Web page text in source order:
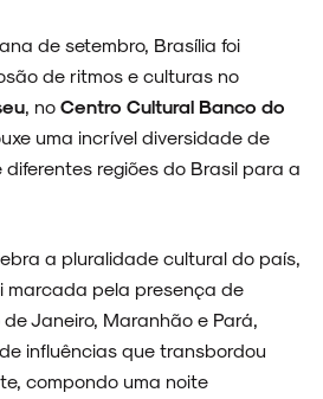
de setembro, Brasília foi
de ritmos e culturas no
, no Centro Cultural Banco do
uma incrível diversidade de
regiões do Brasil para a
a pluralidade cultural do país,
marcada pela presença de
Janeiro, Maranhão e Pará,
influências que transbordou
compondo uma noite